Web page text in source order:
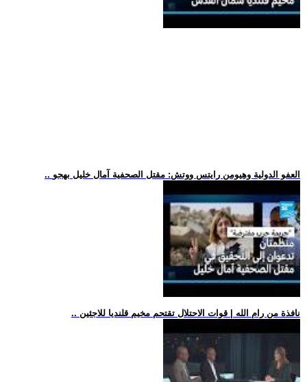
.. العفو الدولية وهيومن رايتس ووتش: مقتل الصحفية آمال خليل بهجو
.. نافذة من رام الله | قوات الاحتلال تقتحم مخيم قلنديا للاجئين